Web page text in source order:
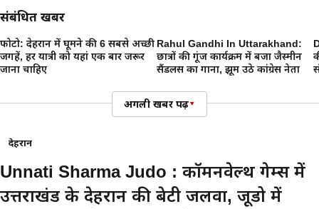
संबंधित खबरें
6
फोटो: देहरादून में घूमने की 6 सबसे अच्छी
जगहें, हर यात्री को यहां एक बार जरूर
जाना चाहिए
Rahul Gandhi In Uttarakhand:
छात्रों की गूंज कार्यक्रम में बजा जैस्मीन
सैंडलस का गाना, झूम उठे कांग्रेस नेता
अगली खबर पढ़ें▾
देहरादून
Unnati Sharma Judo : कॉमनवेल्थ गेम्स में
उत्तराखंड के देहरादून की बेटी जलवा, जूडो में